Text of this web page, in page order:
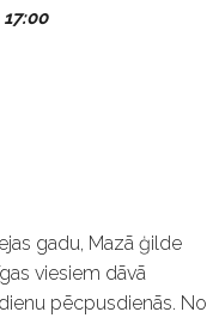
gadu, Mazā ģilde
viesiem dāvā
pēcpusdienās. No